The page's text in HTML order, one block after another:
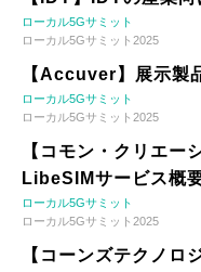
ローカル5Gサミット
ローカル5Gサミット2025
【Accuver】展示製
ローカル5Gサミット
ローカル5Gサミット2025
【コモン・クリエー
LibeSIMサービス概
ローカル5Gサミット
ローカル5Gサミット2025
【コーンズテクノ